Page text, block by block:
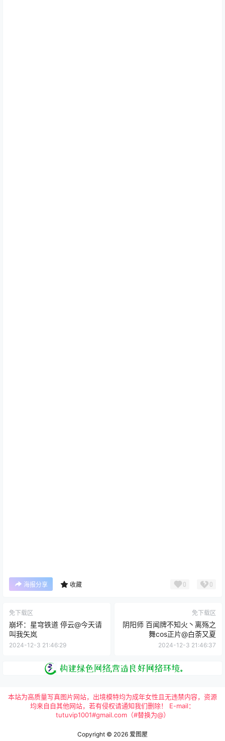
海报分享 收藏 0 0
免下载区
崩坏：星穹铁道 停云@今天请
叫我矢岚
2024-12-3 21:46:29
免下载区
阴阳师 百闻牌不知火丶离殇之
舞cos正片@白荼又夏
2024-12-3 21:46:37
本站为高质量写真图片网站，出境模特均为成年女性且无违禁内容，资源
均来自自其他网站，若有侵权请通知我们删除！ E-mail：
tutuvip1001#gmail.com（#替换为@）
Copyright © 2026 爱图屋